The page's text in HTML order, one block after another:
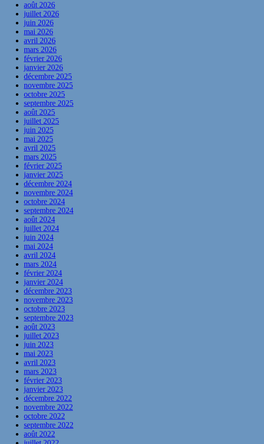
août 2026
juillet 2026
juin 2026
mai 2026
avril 2026
mars 2026
février 2026
janvier 2026
décembre 2025
novembre 2025
octobre 2025
septembre 2025
août 2025
juillet 2025
juin 2025
mai 2025
avril 2025
mars 2025
février 2025
janvier 2025
décembre 2024
novembre 2024
octobre 2024
septembre 2024
août 2024
juillet 2024
juin 2024
mai 2024
avril 2024
mars 2024
février 2024
janvier 2024
décembre 2023
novembre 2023
octobre 2023
septembre 2023
août 2023
juillet 2023
juin 2023
mai 2023
avril 2023
mars 2023
février 2023
janvier 2023
décembre 2022
novembre 2022
octobre 2022
septembre 2022
août 2022